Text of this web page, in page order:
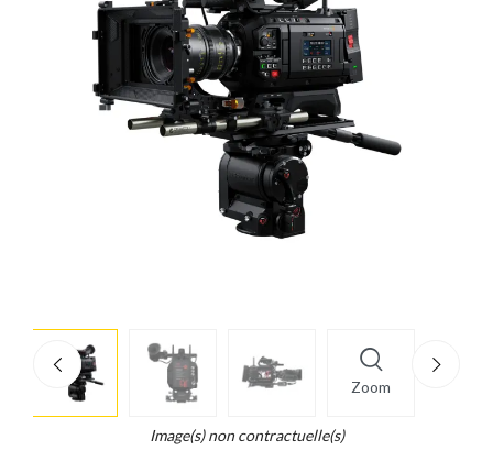
Zoom
info
Legend...
Image(s) non contractuelle(s)